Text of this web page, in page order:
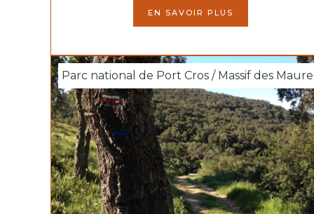
EN SAVOIR PLUS
Parc national de Port Cros / Massif des